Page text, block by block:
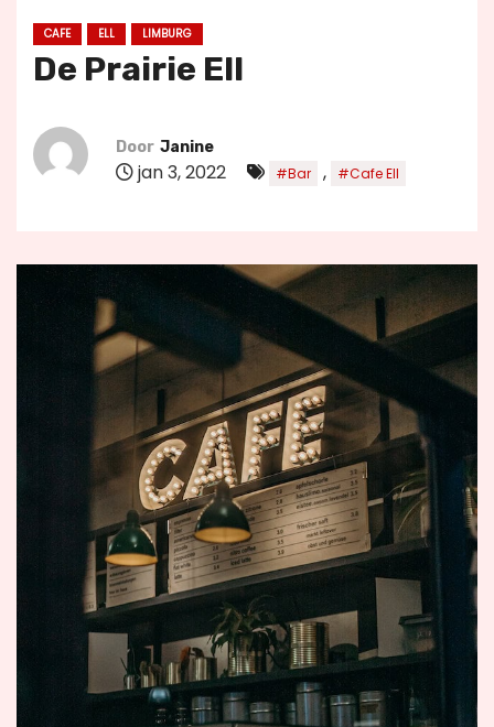
CAFE ELL LIMBURG
De Prairie Ell
Door Janine
jan 3, 2022 #Bar , #Cafe Ell